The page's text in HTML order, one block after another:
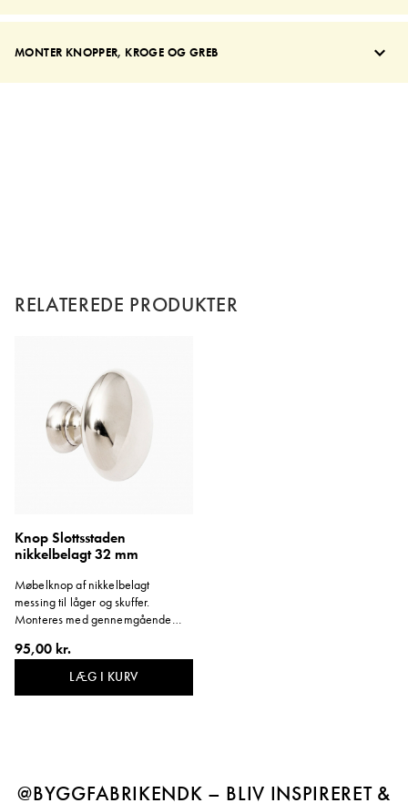
MONTER KNOPPER, KROGE OG GREB
RELATEREDE PRODUKTER
Knop Slottsstaden
nikkelbelagt 32 mm
Møbelknop af nikkelbelagt
messing til låger og skuffer.
Monteres med gennemgående
95,00 kr.
LÆG I KURV
@BYGGFABRIKENDK – BLIV INSPIRERET &